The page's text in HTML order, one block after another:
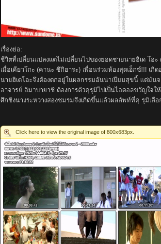
เรื่องย่อ:
ชีวิตที่เปลี่ยนแปลงแต่ไม่เปลี่ยนไปของยอดชายนายฮิเด โอ
เมื่อเคียวโกะ (คานะ ซึกิฮาระ) เพื่อนร่วมห้องสุดเอ็กซ์!!! เกิ
นายฮิเดโอะจึงต้องตกอยู่ในผลกรรมอันน่าเปี่ยมสุขนี้ แต่มั
อาจารย์ อิมาบายาชิ ต้องการตัวคุรุมิไปเป็นไอดอลขวัญใจ
ศึกชิงนางระหว่างสองชมรมจึงเกิดขึ้นแล้วผลลัพท์ที่คุ รุมิเลื